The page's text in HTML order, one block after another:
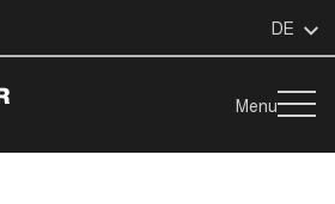
DE
Menu